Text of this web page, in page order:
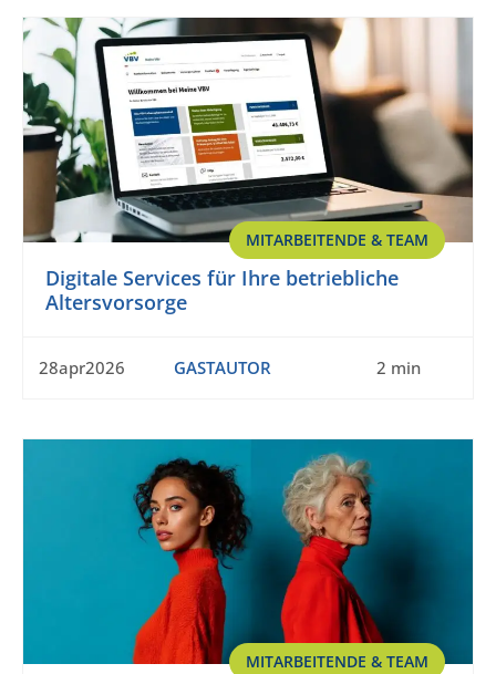
MITARBEITENDE & TEAM
Digitale Services für Ihre betriebliche
Altersvorsorge
28apr2026 GASTAUTOR 2 min
MITARBEITENDE & TEAM